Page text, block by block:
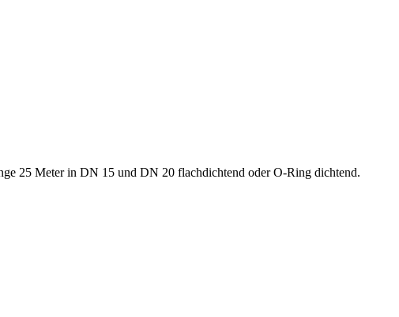
25 Meter in DN 15 und DN 20 flachdichtend oder O-Ring dichtend.